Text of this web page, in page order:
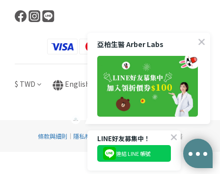
BUY NOW
$ TWD English
條款與細則 ｜ 隱私權政策｜Copyright © 2024 亞柏生醫
亞柏生醫 Arber Labs
LINE好友募集中！
連結 LINE 帳號